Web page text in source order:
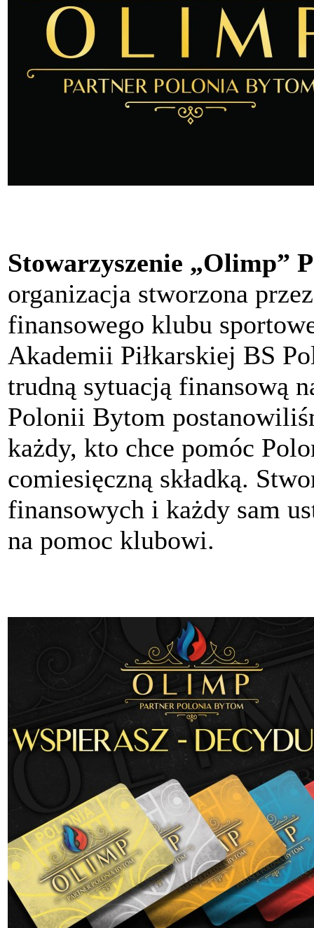
Stowarzyszenie „Olimp”
organizacja stworzona
finansowego klubu
Akademii Piłkarskiej BS
trudną sytuacją finansową
Polonii Bytom
każdy, kto chce pomóc
comiesięczną składką.
finansowych i każdy sam
na pomoc klubowi.